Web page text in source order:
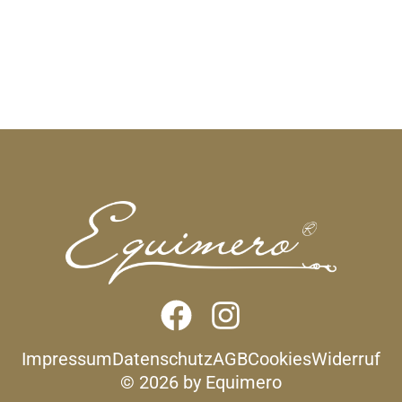
ImpressumDatenschutzAGBCookiesWiderruf
© 2026 by Equimero